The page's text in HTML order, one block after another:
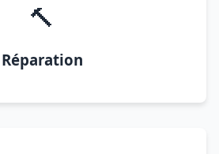
🔨
Réparation